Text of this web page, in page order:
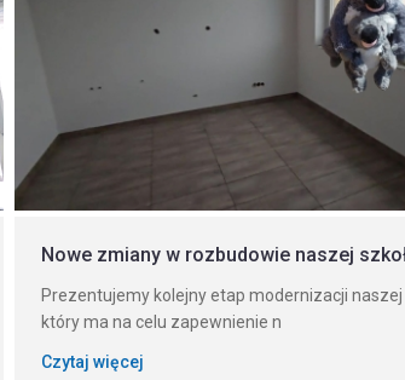
Nowe zmiany w rozbudowie naszej
Prezentujemy kolejny etap modernizacji naszej
który ma na celu zapewnienie n
Czytaj więcej